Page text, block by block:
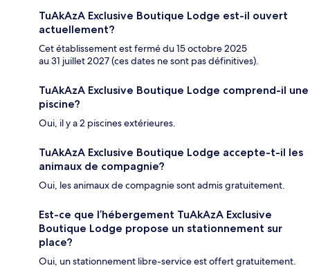
TuAkAzA Exclusive Boutique Lodge est-il ouvert
actuellement?
Cet établissement est fermé du 15 octobre 2025
au 31 juillet 2027 (ces dates ne sont pas définitives).
TuAkAzA Exclusive Boutique Lodge comprend-il une
piscine?
Oui, il y a 2 piscines extérieures.
TuAkAzA Exclusive Boutique Lodge accepte-t-il les
animaux de compagnie?
Oui, les animaux de compagnie sont admis gratuitement.
Est-ce que l’hébergement TuAkAzA Exclusive
Boutique Lodge propose un stationnement sur
place?
Oui, un stationnement libre-service est offert gratuitement.